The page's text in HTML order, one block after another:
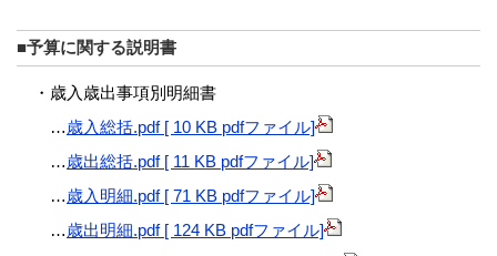
■予算に関する説明書
・歳入歳出事項別明細書
…歳入総括.pdf [ 10 KB pdfファイル]
…歳出総括.pdf [ 11 KB pdfファイル]
…歳入明細.pdf [ 71 KB pdfファイル]
…歳出明細.pdf [ 124 KB pdfファイル]